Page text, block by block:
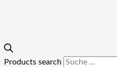
Products search